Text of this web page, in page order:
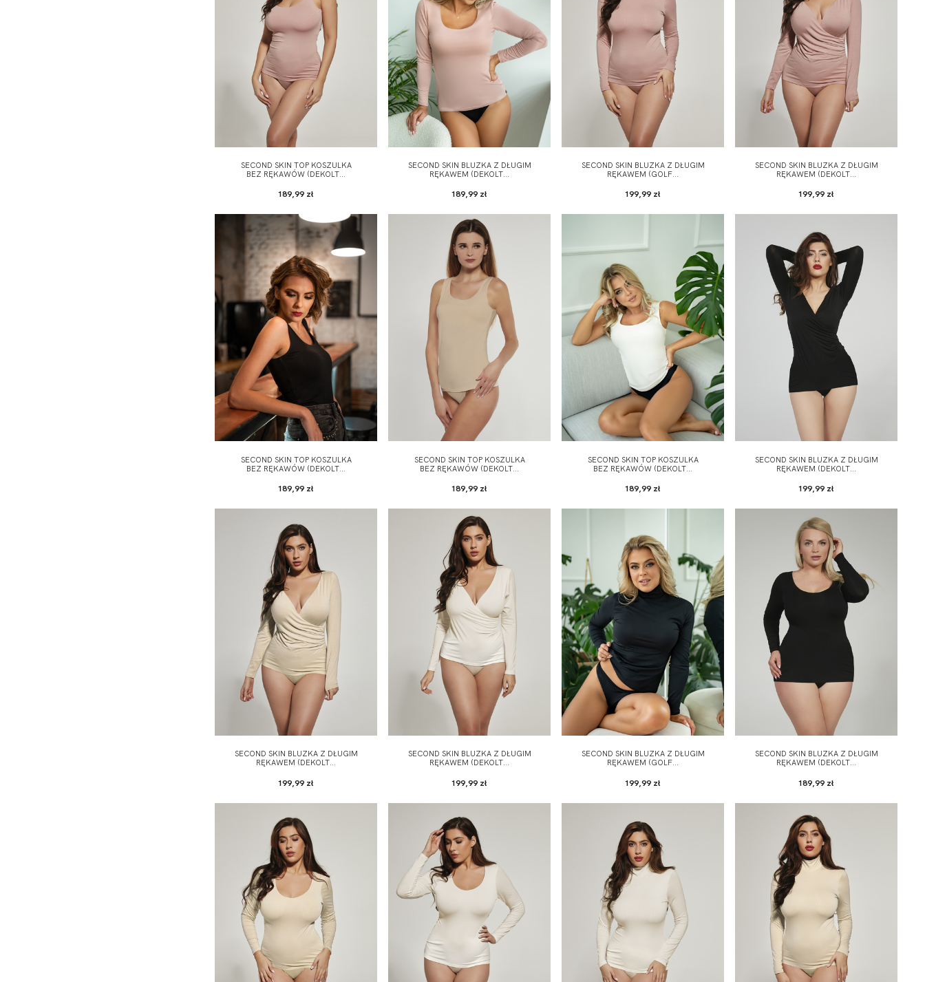
SECOND SKIN TOP KOSZULKA
BEZ RĘKAWÓW (DEKOLT...
189,99 zł
SECOND SKIN BLUZKA Z DŁUGIM
RĘKAWEM (DEKOLT...
189,99 zł
SECOND SKIN BLUZKA Z DŁUGIM
RĘKAWEM (GOLF...
199,99 zł
SECOND SKIN BLUZKA Z DŁUGIM
RĘKAWEM (DEKOLT...
199,99 zł
SECOND SKIN TOP KOSZULKA
BEZ RĘKAWÓW (DEKOLT...
189,99 zł
SECOND SKIN TOP KOSZULKA
BEZ RĘKAWÓW (DEKOLT...
189,99 zł
SECOND SKIN TOP KOSZULKA
BEZ RĘKAWÓW (DEKOLT...
189,99 zł
SECOND SKIN BLUZKA Z DŁUGIM
RĘKAWEM (DEKOLT...
199,99 zł
SECOND SKIN BLUZKA Z DŁUGIM
RĘKAWEM (DEKOLT...
199,99 zł
SECOND SKIN BLUZKA Z DŁUGIM
RĘKAWEM (DEKOLT...
199,99 zł
SECOND SKIN BLUZKA Z DŁUGIM
RĘKAWEM (GOLF...
199,99 zł
SECOND SKIN BLUZKA Z DŁUGIM
RĘKAWEM (DEKOLT...
189,99 zł